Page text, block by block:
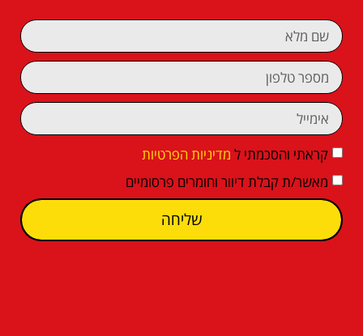
קראתי והסכמתי ל מדיניות הפרטיות
מאשר/ת קבלת דיוור וחומרים פרסומיים
שליחה